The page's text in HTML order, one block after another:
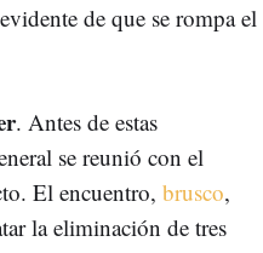
de que se rompa el
. Antes de estas
se reunió con el
El encuentro, brusco,
la eliminación de tres